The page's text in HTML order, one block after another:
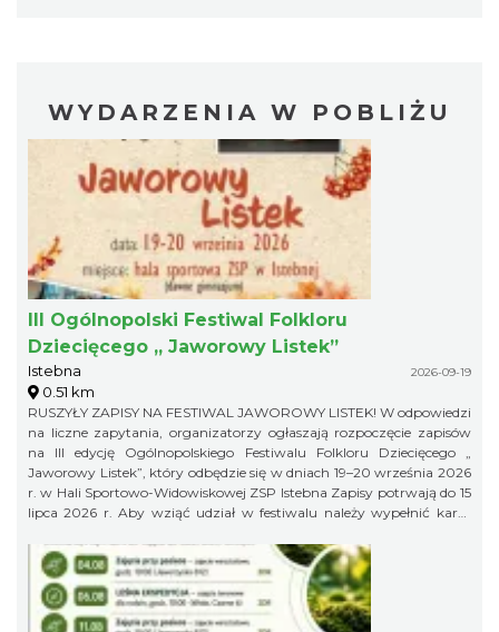
WYDARZENIA W POBLIŻU
III Ogólnopolski Festiwal Folkloru
Dziecięcego „ Jaworowy Listek”
Istebna 2026-09-19
0.51 km
RUSZYŁY ZAPISY NA FESTIWAL JAWOROWY LISTEK! W odpowiedzi
na liczne zapytania, organizatorzy ogłaszają rozpoczęcie zapisów
na III edycję Ogólnopolskiego Festiwalu Folkloru Dziecięcego „
Jaworowy Listek”, który odbędzie się w dniach 19–20 września 2026
r. w Hali Sportowo-Widowiskowej ZSP Istebna Zapisy potrwają do 15
lipca 2026 r. Aby wziąć udział w festiwalu należy wypełnić kartę
jaworowylistek@gmail.com